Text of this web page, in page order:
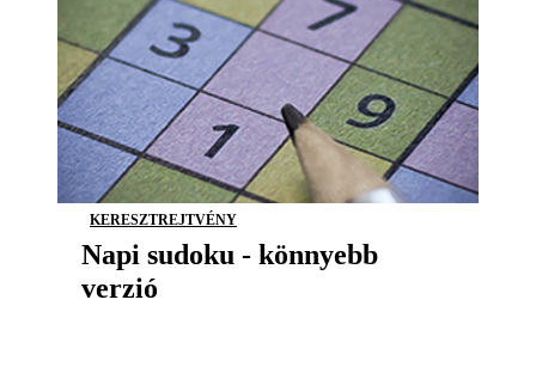
KERESZTREJTVÉNY
Napi sudoku - könnyebb
verzió